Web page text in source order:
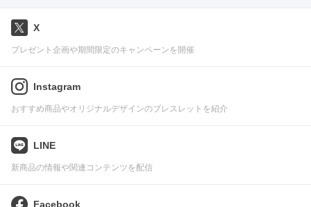
X
プレゼント企画や期間限定のキャンペーンを開催
Instagram
おすすめ商品やオリジナルデザインのブレスレットを紹介
LINE
新商品の情報や関連コンテンツを配信
Facebook